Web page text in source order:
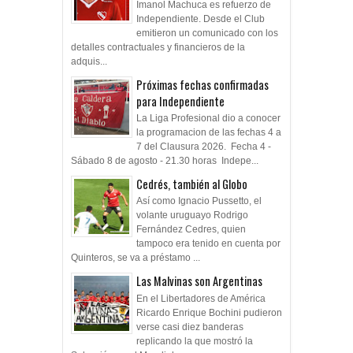
Independiente
Imanol Machuca es refuerzo de
Independiente. Desde el Club
adquis...
Próximas fechas confirmadas
para Independiente
La Liga Profesional dio a conocer
la programacion de las fechas 4 a
Sábado 8 de agosto - 21.30 horas Indepe...
Cedrés, también al Globo
Así como Ignacio Pussetto, el
volante uruguayo Rodrigo
Fernández Cedres, quien
Quinteros, se va a préstamo ...
Las Malvinas son Argentinas
En el Libertadores de América
Ricardo Enrique Bochini pudieron